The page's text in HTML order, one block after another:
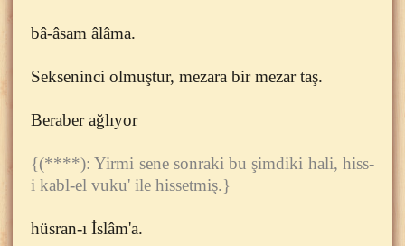
bâ-âsam âlâma.
Sekseninci olmuştur, mezara bir mezar taş.
Beraber ağlıyor
{(****): Yirmi sene sonraki bu şimdiki hali, hiss-
i kabl-el vuku' ile hissetmiş.}
hüsran-ı İslâm'a.